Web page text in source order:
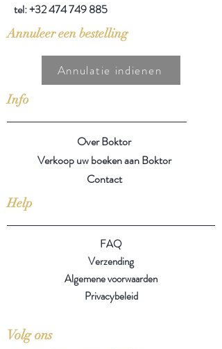
tel:+32 474 749 885
Annuleer een bestelling
Annulatie indienen
Info
Over Boktor
Verkoop uw boeken aan Boktor
Contact
Help
FAQ
Verzending
Algemene voorwaarden
Privacybeleid
Volg ons